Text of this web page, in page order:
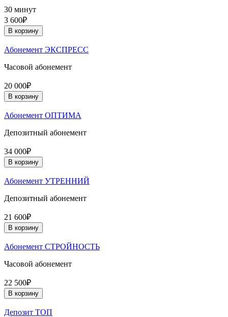
30 минут
3 600₽
В корзину
Абонемент ЭКСПРЕСС
Часовой абонемент
20 000₽
В корзину
Абонемент ОПТИМА
Депозитный абонемент
34 000₽
В корзину
Абонемент УТРЕННИЙ
Депозитный абонемент
21 600₽
В корзину
Абонемент СТРОЙНОСТЬ
Часовой абонемент
22 500₽
В корзину
Депозит ТОП